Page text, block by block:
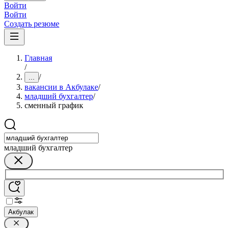
Войти
Войти
Создать резюме
Главная
/
... /
вакансии в Акбулаке/
младший бухгалтер/
сменный график
младший бухгалтер
Акбулак